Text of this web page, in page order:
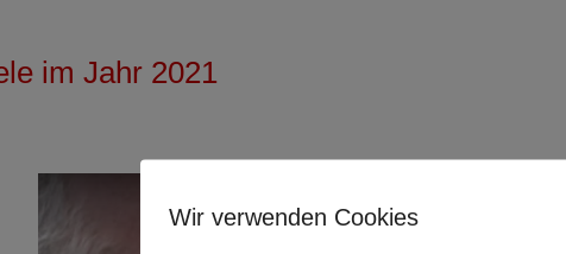
im Jahr 2021
Wir verwenden Cookies